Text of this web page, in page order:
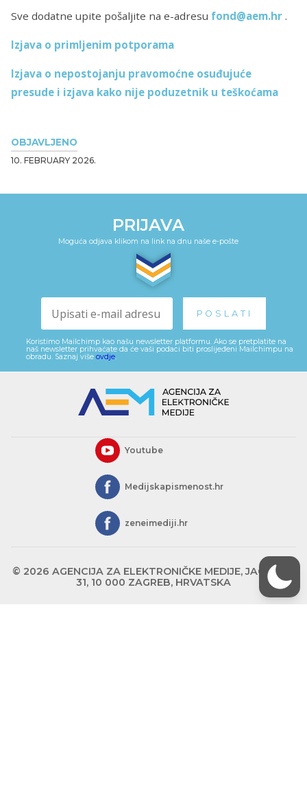
OBJAVLJENO
10. FEBRUARY 2026.
Sve dodatne upite pošaljite na e-adresu fond@aem.hr .
Izjava o primljenim potporama
Izjava o nepostojanju pravomoćne osuđujuće
presude i izjava kako nije poduzetnik u teškoćama
PRIJAVA
Moguća odjava klikom na link na dnu naše e-pošte
Koristimo Mailchimp kao našu newsletter platformu. Ako se pretplatite na
naš newsletter prihvaćate da će vaši podaci biti proslijeđeni Mailchimpu na
obradu. Saznaj više ovdje.
Youtube
Medijskapismenost.hr
zeneimediji.hr
© 2026 AGENCIJA ZA ELEKTRONIČKE MEDIJE, JAGIĆEVA
31, 10 000 ZAGREB, HRVATSKA